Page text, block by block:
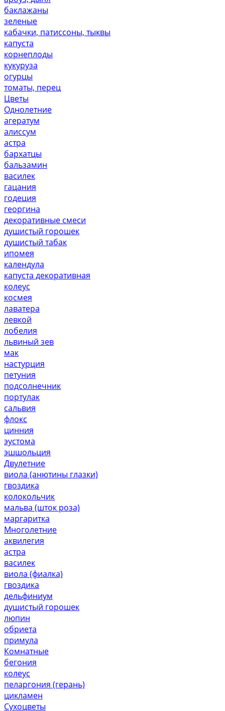
баклажаны
зеленые
кабачки, патиссоны, тыквы
капуста
корнеплоды
кукуруза
огурцы
томаты, перец
Цветы
Однолетние
агератум
алиссум
астра
бархатцы
бальзамин
василек
гацания
годеция
георгина
декоративные смеси
душистый горошек
душистый табак
ипомея
календула
капуста декоративная
колеус
космея
лаватера
левкой
лобелия
львиный зев
мак
настурция
петуния
подсолнечник
портулак
сальвия
флокс
цинния
эустома
эшшольция
Двулетние
виола (анютины глазки)
гвоздика
колокольчик
мальва (шток роза)
маргаритка
Многолетние
аквилегия
астра
василек
виола (фиалка)
гвоздика
дельфиниум
душистый горошек
люпин
обриета
примула
Комнатные
бегония
колеус
пеларгония (герань)
цикламен
Сухоцветы